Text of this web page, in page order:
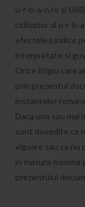
u-r-b-a-n.ro si
utilizator al u-r-b-
efectele juridice
interpretate si
Orice litigiu care
prin prezentul
instantelor
Daca una sau
sunt dovedite ca
vigoare sau ca
in masura
prezentului